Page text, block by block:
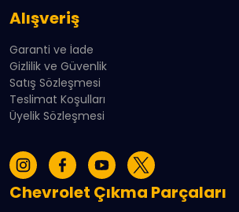
Alışveriş
Garanti ve İade
Gizlilik ve Güvenlik
Satış Sözleşmesi
Teslimat Koşulları
Üyelik Sözleşmesi
Chevrolet Çıkma Parçaları